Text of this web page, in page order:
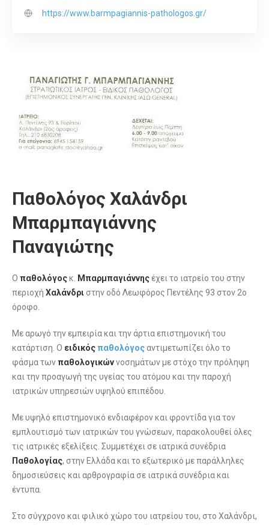
https://www.barmpagiannis-pathologos.gr/
Παθολόγος Χαλάνδρι
Μπαρμπαγιάννης
Παναγιώτης
Ο παθολόγοςκ. Μπαρμπαγιάννης έχει το ιατρείο του στην
περιοχή Χαλάνδρι στην οδό Λεωφόρος Πεντέλης 93 στον 2ο
όροφο.
Με αρωγό την εμπειρία και την άρτια επιστημονική του
κατάρτιση. Ο ειδικόςπαθολόγοςαντιμετωπίζει όλο το
φάσμα τωνπαθολογικώννοσημάτων με στόχο την πρόληψη
και την προαγωγή της υγείας του ατόμου και την παροχή
ιατρικών υπηρεσιών υψηλού επιπέδου.
Με υψηλό επιστημονικό ενδιαφέρον και φροντίδα για τον
εμπλουτισμό των ιατρικών του γνώσεων, παρακολουθεί όλες
τις ιατρικές εξελίξεις. Συμμετέχει σε ιατρικά συνέδρια
Παθολογίας, στην Ελλάδα και το εξωτερικό με παράλληλες
δημοσιεύσεις και αρθρογραφία σε ιατρικά συνέδρια και
έντυπα.
Στο σύγχρονο και φιλικό χώρο του ιατρείου του, στο Χαλάνδρι,